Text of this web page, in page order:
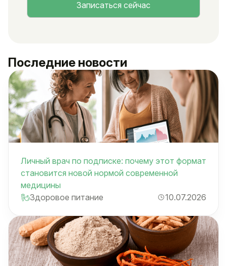
Последние новости
Личный врач по подписке: почему этот формат
становится новой нормой современной
медицины
Здоровое питание
10.07.2026